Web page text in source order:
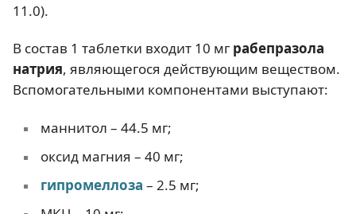
11.0).
В состав 1 таблетки входит 10 мг рабепразола
натрия, являющегося действующим веществом.
Вспомогательными компонентами выступают:
маннитол – 44.5 мг;
оксид магния – 40 мг;
гипромеллоза – 2.5 мг;